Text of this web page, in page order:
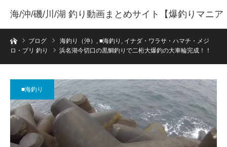
海/沖/磯/川/湖 釣り動画まとめサイト【爆釣りマニア
】ホームブログ 海釣り（沖） , ■海釣り , イナダ・ワラサ・ハマチ・メジ
ロ・ブリ 釣り
浜名湖今切口の黒鯛釣りで二桁大爆釣の大車輪完成！！
■海釣り